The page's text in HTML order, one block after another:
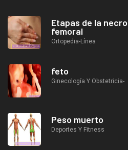
Etapas de la
femoral
Ortopedia-Línea
feto
Ginecología Y Obstetricia-
Peso muerto
Deportes Y Fitness